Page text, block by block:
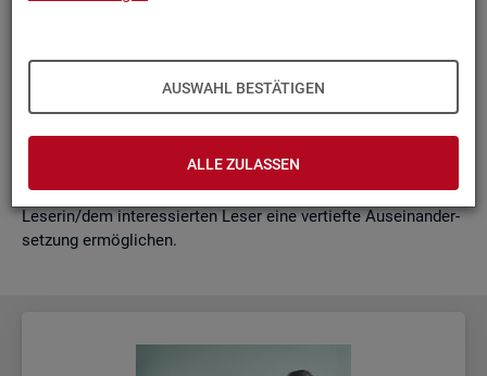
AUSWAHL BESTÄTIGEN
ALLE ZULASSEN
sam­men­ge­fasst. Damit ent­steht ein klei­nes Nach­schla­ge­
werk zu zen­tra­len Be­grif­fen und Fra­ge­stel­lun­gen der Ar­beits­
markt- und Grund­si­che­rungs­sta­tis­tik. Dabei wer­den diese Be­
grif­fe in kur­zer Form er­klärt und immer auch mit wei­ter­füh­
ren­den In­for­ma­ti­ons­quel­len ver­bun­den, die der in­ter­es­sier­ten
Le­se­rin/dem in­ter­es­sier­ten Leser eine ver­tief­te Aus­ein­an­der­
set­zung er­mög­li­chen.